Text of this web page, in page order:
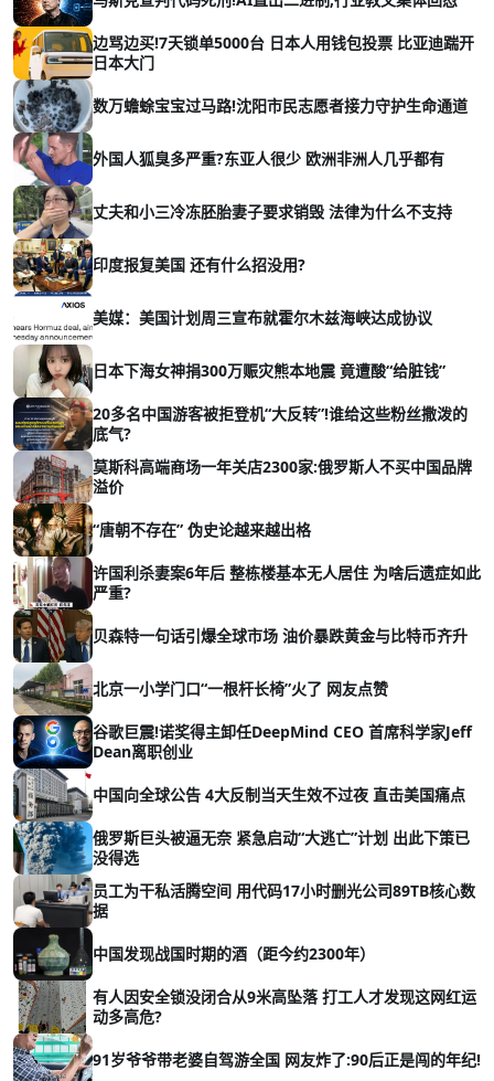
边骂边买!7天锁单5000台 日本人用钱包投票 比亚迪踹开
日本大门
数万蟾蜍宝宝过马路!沈阳市民志愿者接力守护生命通道
外国人狐臭多严重?东亚人很少 欧洲非洲人几乎都有
丈夫和小三冷冻胚胎妻子要求销毁 法律为什么不支持
印度报复美国 还有什么招没用?
美媒：美国计划周三宣布就霍尔木兹海峡达成协议
日本下海女神捐300万赈灾熊本地震 竟遭酸“给脏钱”
20多名中国游客被拒登机“大反转”!谁给这些粉丝撒泼的
底气?
莫斯科高端商场一年关店2300家:俄罗斯人不买中国品牌
溢价
“唐朝不存在” 伪史论越来越出格
许国利杀妻案6年后 整栋楼基本无人居住 为啥后遗症如此
严重?
贝森特一句话引爆全球市场 油价暴跌黄金与比特币齐升
北京一小学门口“一根杆长椅”火了 网友点赞
谷歌巨震!诺奖得主卸任DeepMind CEO 首席科学家Jeff
Dean离职创业
中国向全球公告 4大反制当天生效不过夜 直击美国痛点
俄罗斯巨头被逼无奈 紧急启动“大逃亡”计划 出此下策已
没得选
员工为干私活腾空间 用代码17小时删光公司89TB核心数
据
中国发现战国时期的酒（距今约2300年）
有人因安全锁没闭合从9米高坠落 打工人才发现这网红运
动多高危?
91岁爷爷带老婆自驾游全国 网友炸了:90后正是闯的年纪!